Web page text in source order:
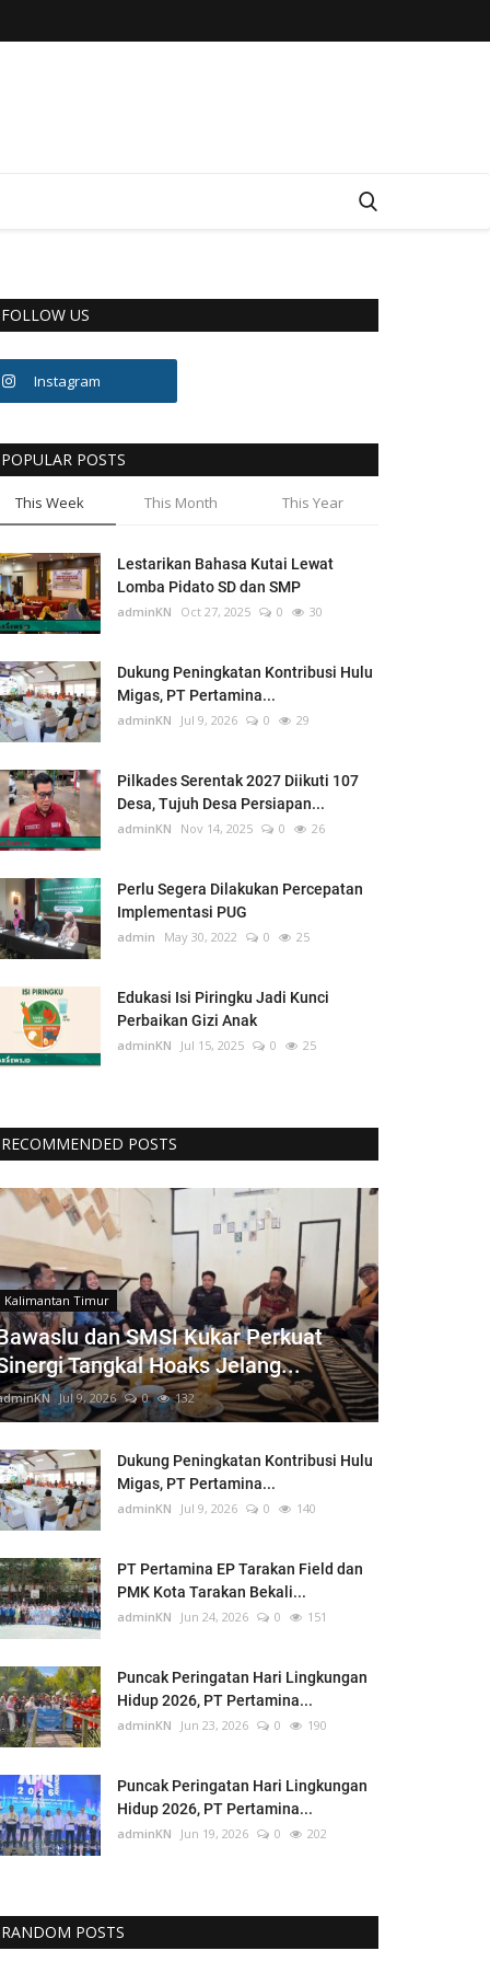
FOLLOW US
Instagram
POPULAR POSTS
This Week This Month This Year
Lestarikan Bahasa Kutai Lewat
Lomba Pidato SD dan SMP
adminKN Oct 27, 2025 0 30
Dukung Peningkatan Kontribusi Hulu
Migas, PT Pertamina...
adminKN Jul 9, 2026 0 29
Pilkades Serentak 2027 Diikuti 107
Desa, Tujuh Desa Persiapan...
adminKN Nov 14, 2025 0 26
Perlu Segera Dilakukan Percepatan
Implementasi PUG
admin May 30, 2022 0 25
Edukasi Isi Piringku Jadi Kunci
Perbaikan Gizi Anak
adminKN Jul 15, 2025 0 25
RECOMMENDED POSTS
Kalimantan Timur
dan SMSI Kukar Perkuat
Tangkal Hoaks Jelang...
Jul 9, 2026 0 132
Dukung Peningkatan Kontribusi Hulu
Migas, PT Pertamina...
adminKN Jul 9, 2026 0 140
PT Pertamina EP Tarakan Field dan
PMK Kota Tarakan Bekali...
adminKN Jun 24, 2026 0 151
Puncak Peringatan Hari Lingkungan
Hidup 2026, PT Pertamina...
adminKN Jun 23, 2026 0 190
Puncak Peringatan Hari Lingkungan
Hidup 2026, PT Pertamina...
adminKN Jun 19, 2026 0 202
RANDOM POSTS